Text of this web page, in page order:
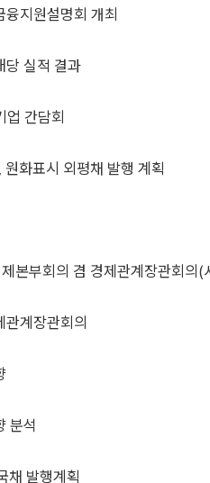
지원설명회 개최
실적 결과
간담회
화표시 외평채 발행 계획
본부회의 겸 경제관계장관회의(
계장관회의
분석
발행계획